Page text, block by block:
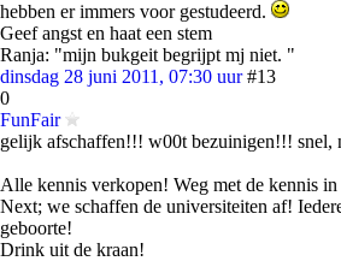
hebben er immers voor gestudeerd.
Geef angst en haat een stem
Ranja: "mijn bukgeit begrijpt mj niet. "
dinsdag 28 juni 2011, 07:30 uur #13
0
FunFair
gelijk afschaffen!!! w00t bezuinigen!!! snel,
Alle kennis verkopen! Weg met de kennis
Next; we schaffen de universiteiten af!
geboorte!
Drink uit de kraan!